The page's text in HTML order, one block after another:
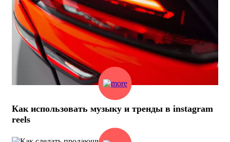
Как использовать музыку и тренды в instagram
reels